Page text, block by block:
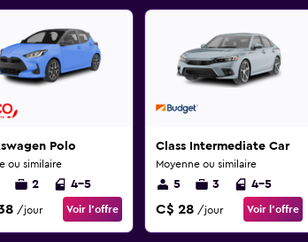
Polo
ou similaire
2 4-5
/jour Voir l’offre
Class Intermediate Car
Moyenne ou similaire
5 3 4-5
C$ 28 /jour Voir l’offre